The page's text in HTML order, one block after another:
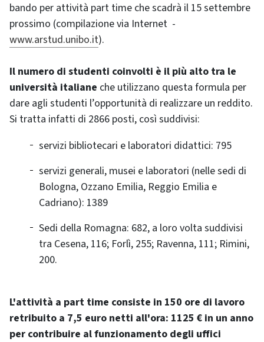
bando per attività part time che scadrà il 15 settembre
prossimo (compilazione via Internet -
www.arstud.unibo.it).
Il numero di studenti coinvolti è il più alto tra le
università italiane che utilizzano questa formula per
dare agli studenti l’opportunità di realizzare un reddito.
Si tratta infatti di 2866 posti, così suddivisi:
servizi bibliotecari e laboratori didattici: 795
servizi generali, musei e laboratori (nelle sedi di
Bologna, Ozzano Emilia, Reggio Emilia e
Cadriano): 1389
Sedi della Romagna: 682, a loro volta suddivisi
tra Cesena, 116; Forlì, 255; Ravenna, 111; Rimini,
200.
L'attività a part time consiste in 150 ore di lavoro
retribuito a 7,5 euro netti all'ora: 1125 € in un anno
per contribuire al funzionamento degli uffici